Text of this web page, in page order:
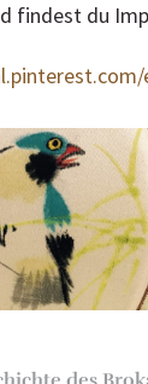
findest du